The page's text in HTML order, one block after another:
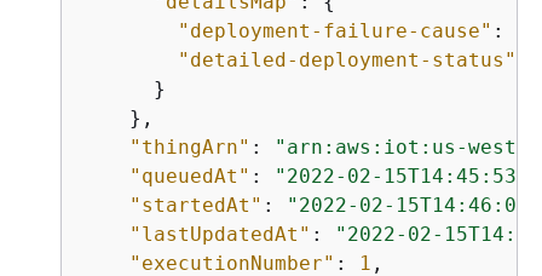
"deployment-failure-cause" :
"detailed-deployment-status"
      }
    },
"thingArn" :
"arn:aws:iot:us-west-
"queuedAt" :
"2022-02-
"startedAt" :
"2022-02-
"lastUpdatedAt" :
"2022-02-
"executionNumber" : 1 ,